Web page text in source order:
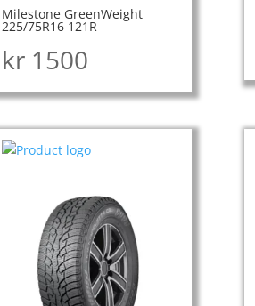
Milestone GreenWeight
225/75R16 121R
kr 1500